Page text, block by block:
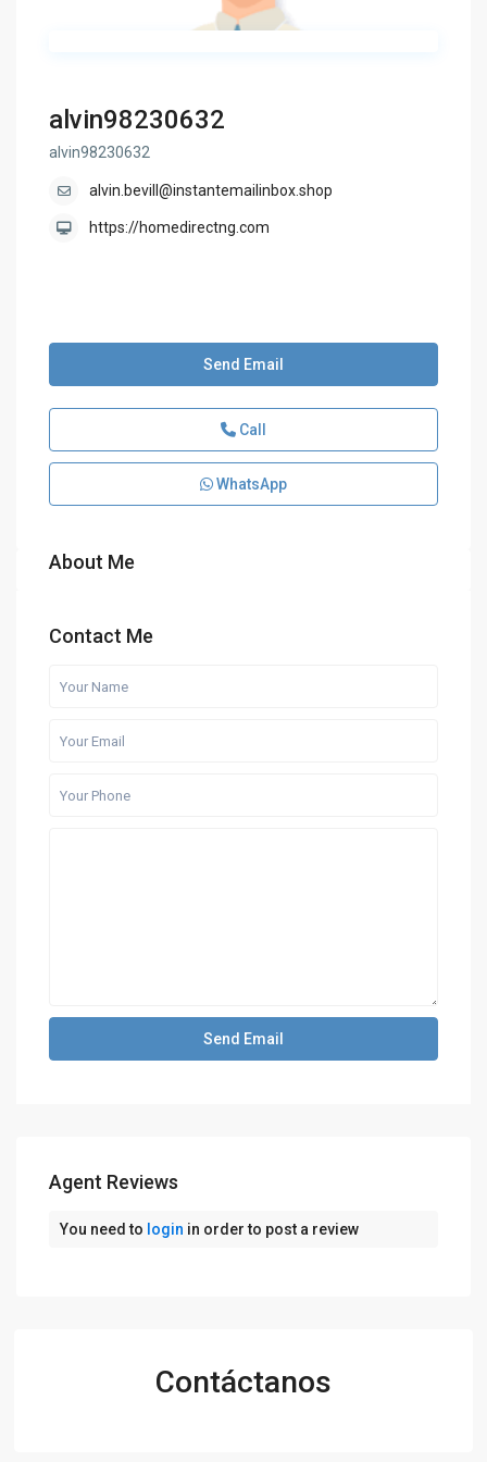
alvin98230632
alvin98230632
alvin.bevill@instantemailinbox.shop
https://homedirectng.com
Send Email
Call
WhatsApp
About Me
Contact Me
Agent Reviews
You need to login in order to post a review
Contáctanos